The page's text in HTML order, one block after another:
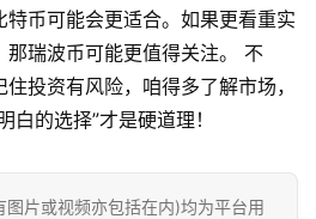
币可能会更适合。如果更看重实
那瑞波币可能更值得关注。 不
投资有风险，咱得多了解市场，
白的选择”才是硬道理！
片或视频亦包括在内)均为平台用